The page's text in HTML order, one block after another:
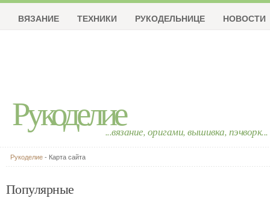
Рукоделие...вязание, оригами, вышивка, пэчворк...
ВЯЗАНИЕ ТЕХНИКИ РУКОДЕЛЬНИЦЕ НОВОСТИ
Рукоделие - Карта сайта
Популярные